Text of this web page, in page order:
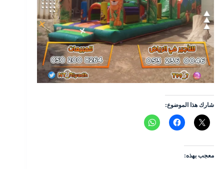
شارك هذا الموضوع:
معجب بهذه: